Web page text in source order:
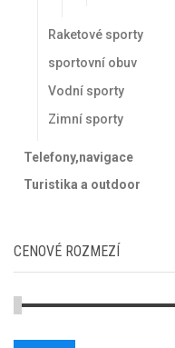
Raketové sporty
sportovní obuv
Vodní sporty
Zimní sporty
Telefony,navigace
Turistika a outdoor
CENOVÉ ROZMEZÍ